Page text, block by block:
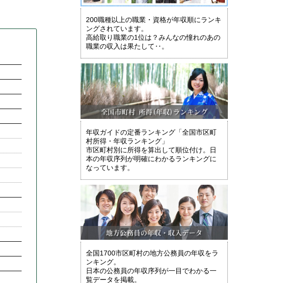
200職種以上の職業・資格が年収順にランキ
ングされています。
高給取り職業の1位は？みんなの憧れのあの
職業の収入は果たして‥。
年収ガイドの定番ランキング「全国市区町
村所得・年収ランキング」
市区町村別に所得を算出して順位付け。日
本の年収序列が明確にわかるランキングに
なっています。
全国1700市区町村の地方公務員の年収をラ
ンキング。
日本の公務員の年収序列が一目でわかる一
覧データを掲載。